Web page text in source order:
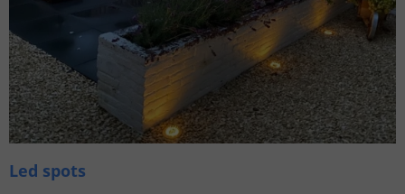
Led spots